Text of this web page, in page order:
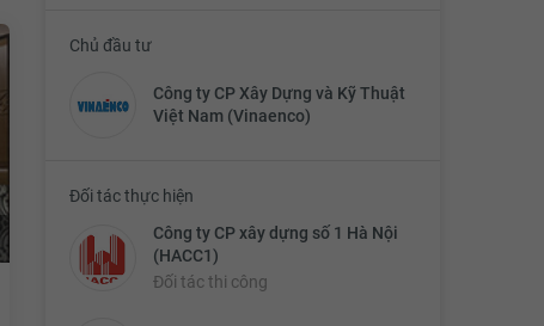
Chủ đầu tư
Công ty CP Xây Dựng và Kỹ Thuật
Việt Nam (Vinaenco)
Đối tác thực hiện
Công ty CP xây dựng số 1 Hà Nội
(HACC1)
Đối tác thi công